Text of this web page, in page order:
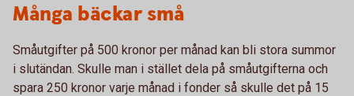
Många bäckar små
Småutgifter på 500 kronor per månad kan bli stora summor
i slutändan. Skulle man i stället dela på småutgifterna och
spara 250 kronor varje månad i fonder så skulle det på 15